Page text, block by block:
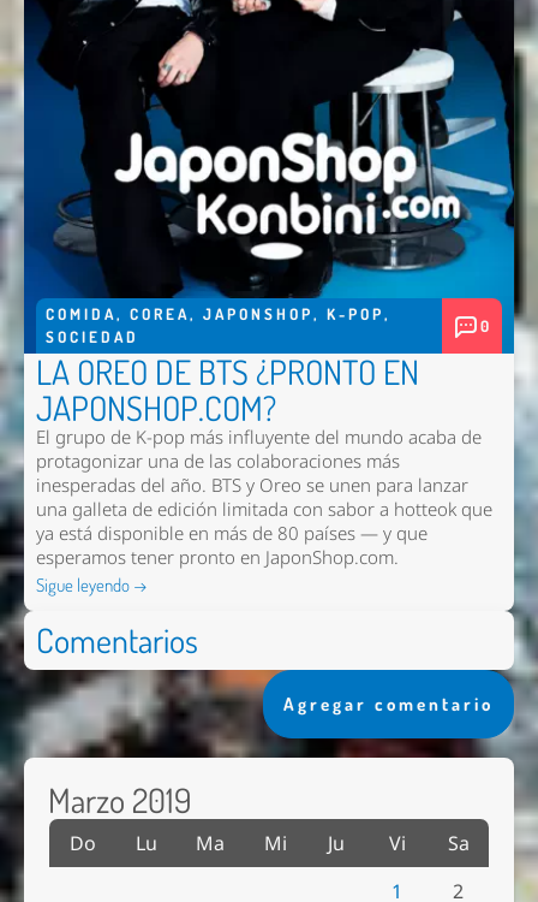
COMIDA, COREA, JAPONSHOP, K-POP,
SOCIEDAD
0
LA OREO DE BTS ¿PRONTO EN
JAPONSHOP.COM?
El grupo de K-pop más influyente del mundo acaba de
protagonizar una de las colaboraciones más
inesperadas del año. BTS y Oreo se unen para lanzar
una galleta de edición limitada con sabor a hotteok que
ya está disponible en más de 80 países — y que
esperamos tener pronto en JaponShop.com.
Sigue leyendo →
Comentarios
Agregar comentario
Marzo 2019
Do Lu Ma Mi Ju Vi
Sa
1
2